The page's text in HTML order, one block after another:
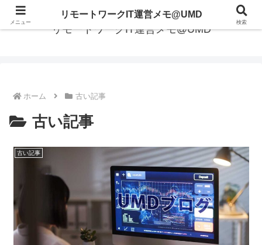
リモートワークIT運営メモ@UMD
ホーム 古い記事
古い記事
古い記事
メニュー
リモートワークIT運営メモ@UMD
検索